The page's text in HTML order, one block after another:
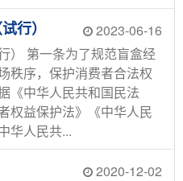
2023-06-16
行）
） 第一条为了规范盲盒经
秩序，保护消费者合法权
《中华人民共和国民法
权益保护法》《中华人民
华人民共...
2020-12-02